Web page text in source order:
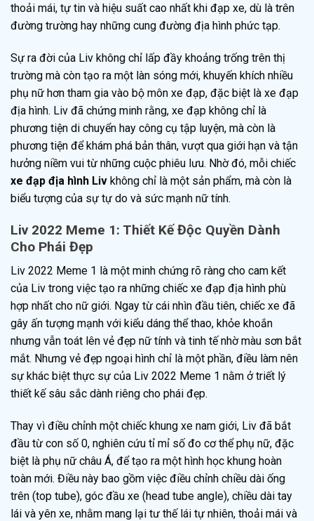
thoải mái, tự tin và hiệu suất cao nhất khi đạp xe, dù là trên
đường trường hay những cung đường địa hình phức tạp.
Sự ra đời của Liv không chỉ lấp đầy khoảng trống trên thị
trường mà còn tạo ra một làn sóng mới, khuyến khích nhiều
phụ nữ hơn tham gia vào bộ môn xe đạp, đặc biệt là xe đạp
địa hình. Liv đã chứng minh rằng, xe đạp không chỉ là
phương tiện di chuyển hay công cụ tập luyện, mà còn là
phương tiện để khám phá bản thân, vượt qua giới hạn và tận
hưởng niềm vui từ những cuộc phiêu lưu. Nhờ đó, mỗi chiếc
xe đạp địa hình Liv không chỉ là một sản phẩm, mà còn là
biểu tượng của sự tự do và sức mạnh nữ tính.
Liv 2022 Meme 1: Thiết Kế Độc Quyền Dành
Cho Phái Đẹp
Liv 2022 Meme 1 là một minh chứng rõ ràng cho cam kết
của Liv trong việc tạo ra những chiếc xe đạp địa hình phù
hợp nhất cho nữ giới. Ngay từ cái nhìn đầu tiên, chiếc xe đã
gây ấn tượng mạnh với kiểu dáng thể thao, khỏe khoắn
nhưng vẫn toát lên vẻ đẹp nữ tính và tinh tế nhờ màu sơn bắt
mắt. Nhưng vẻ đẹp ngoại hình chỉ là một phần, điều làm nên
sự khác biệt thực sự của Liv 2022 Meme 1 nằm ở triết lý
thiết kế sâu sắc dành riêng cho phái đẹp.
Thay vì điều chỉnh một chiếc khung xe nam giới, Liv đã bắt
đầu từ con số 0, nghiên cứu tỉ mỉ số đo cơ thể phụ nữ, đặc
biệt là phụ nữ châu Á, để tạo ra một hình học khung hoàn
toàn mới. Điều này bao gồm việc điều chỉnh chiều dài ống
trên (top tube), góc đầu xe (head tube angle), chiều dài tay
lái và yên xe, nhằm mang lại tư thế lái tự nhiên, thoải mái và